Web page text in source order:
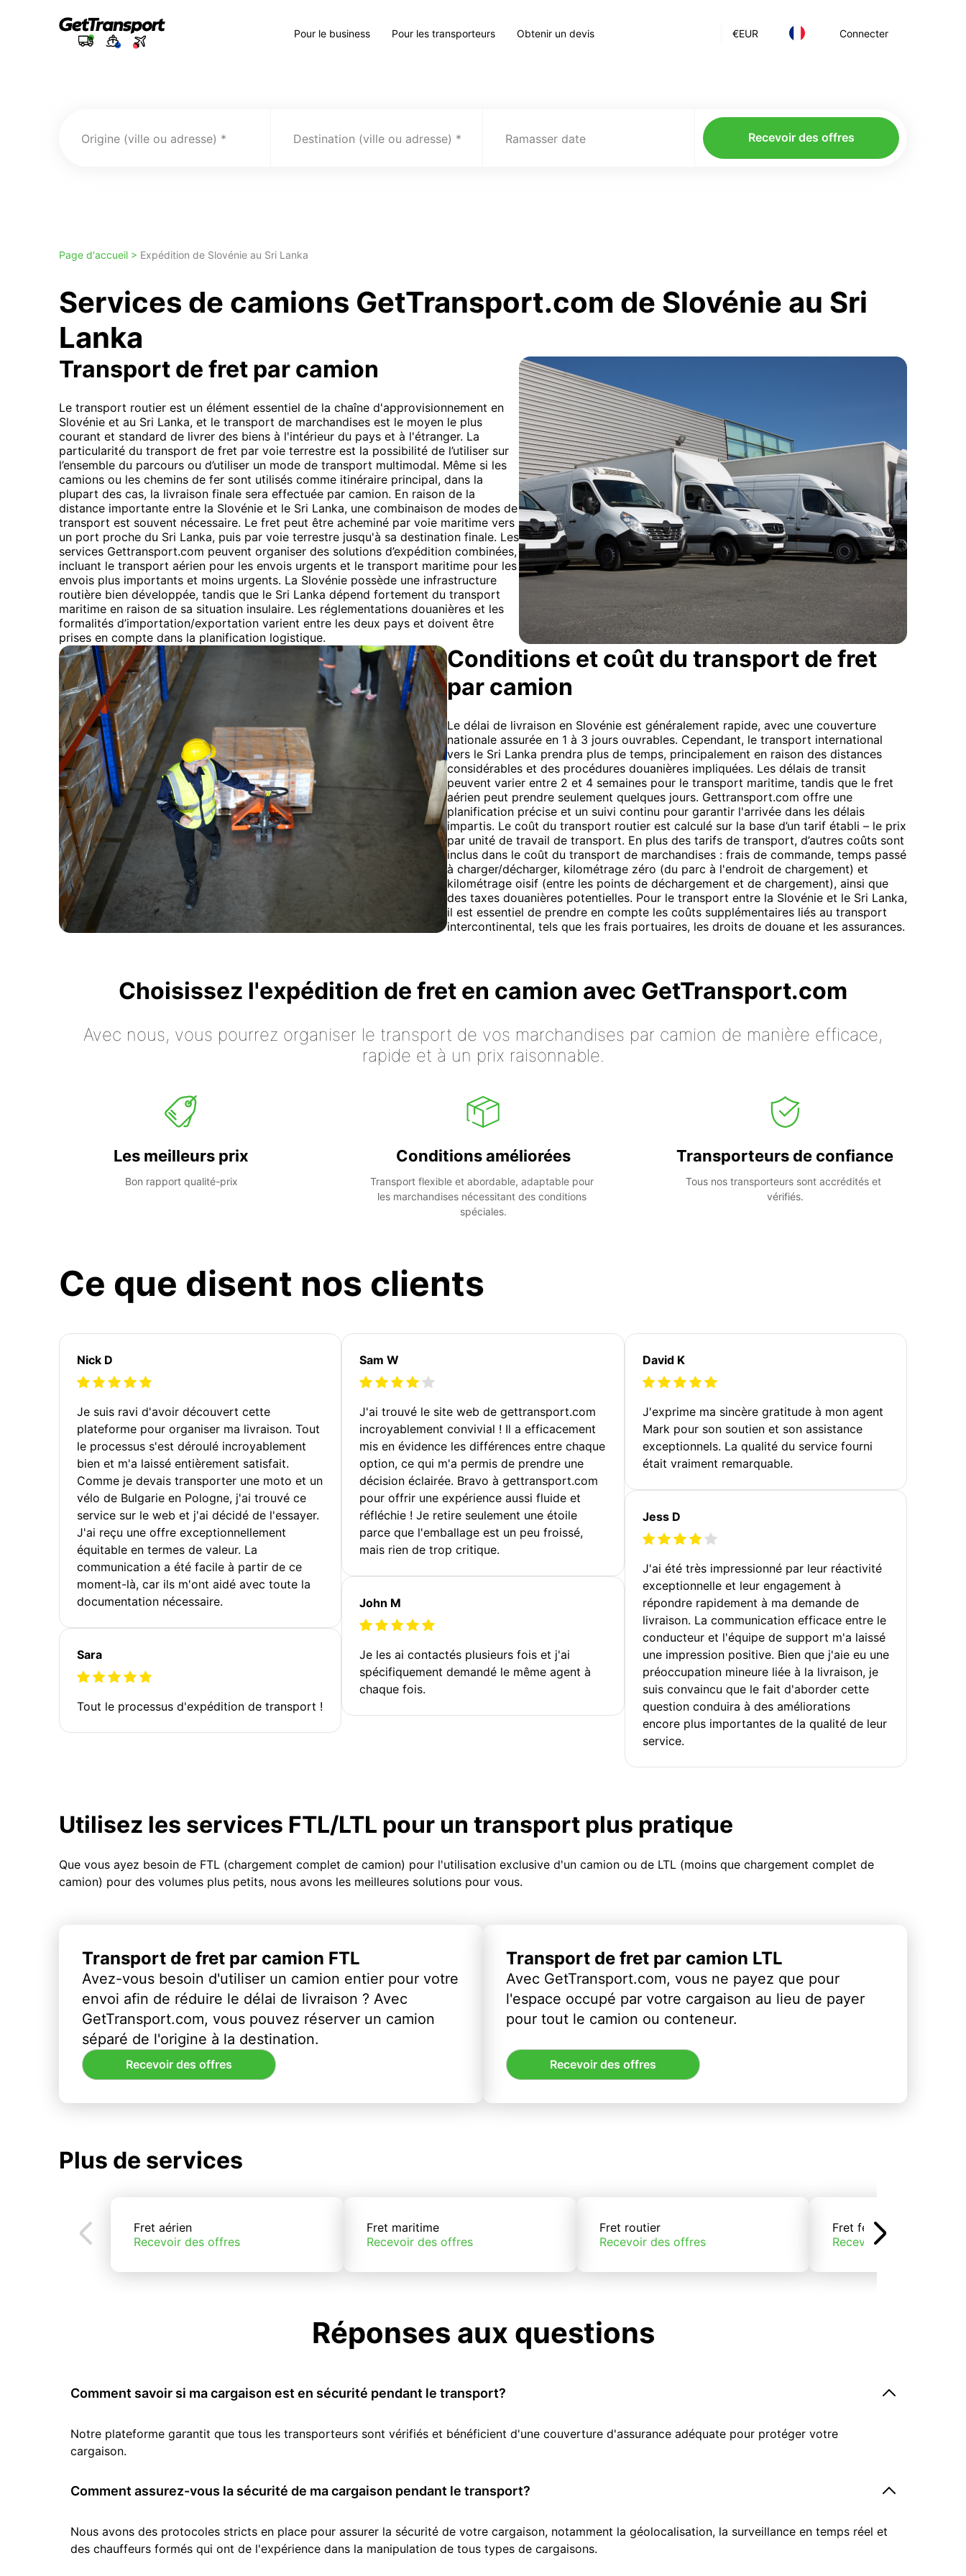
€EUR Connecter
Pour le business Pour les transporteurs Obtenir un devis
Origine (ville ou adresse) Destination (ville ou adresse) Ramasser date Recevoir des offres
Page d'accueil > Expédition de Slovénie au Sri Lanka
Services de camions GetTransport.com de Slovénie au Sri
Lanka
Transport de fret par camion
Le transport routier est un élément essentiel de la chaîne d'approvisionnement en
Slovénie et au Sri Lanka, et le transport de marchandises est le moyen le plus
courant et standard de livrer des biens à l'intérieur du pays et à l'étranger. La
particularité du transport de fret par voie terrestre est la possibilité de l’utiliser sur
l’ensemble du parcours ou d’utiliser un mode de transport multimodal. Même si les
camions ou les chemins de fer sont utilisés comme itinéraire principal, dans la
plupart des cas, la livraison finale sera effectuée par camion. En raison de la
distance importante entre la Slovénie et le Sri Lanka, une combinaison de modes de
transport est souvent nécessaire. Le fret peut être acheminé par voie maritime vers
un port proche du Sri Lanka, puis par voie terrestre jusqu'à sa destination finale. Les
services Gettransport.com peuvent organiser des solutions d’expédition combinées,
incluant le transport aérien pour les envois urgents et le transport maritime pour les
envois plus importants et moins urgents. La Slovénie possède une infrastructure
routière bien développée, tandis que le Sri Lanka dépend fortement du transport
maritime en raison de sa situation insulaire. Les réglementations douanières et les
formalités d’importation/exportation varient entre les deux pays et doivent être
prises en compte dans la planification logistique.
Conditions et coût du transport de fret
par camion
Le délai de livraison en Slovénie est généralement rapide, avec une couverture
nationale assurée en 1 à 3 jours ouvrables. Cependant, le transport international
vers le Sri Lanka prendra plus de temps, principalement en raison des distances
considérables et des procédures douanières impliquées. Les délais de transit
peuvent varier entre 2 et 4 semaines pour le transport maritime, tandis que le fret
aérien peut prendre seulement quelques jours. Gettransport.com offre une
planification précise et un suivi continu pour garantir l'arrivée dans les délais
impartis. Le coût du transport routier est calculé sur la base d’un tarif établi – le prix
par unité de travail de transport. En plus des tarifs de transport, d’autres coûts sont
inclus dans le coût du transport de marchandises : frais de commande, temps passé
à charger/décharger, kilométrage zéro (du parc à l'endroit de chargement) et
kilométrage oisif (entre les points de déchargement et de chargement), ainsi que
des taxes douanières potentielles. Pour le transport entre la Slovénie et le Sri Lanka,
il est essentiel de prendre en compte les coûts supplémentaires liés au transport
intercontinental, tels que les frais portuaires, les droits de douane et les assurances.
Choisissez l'expédition de fret en camion avec GetTransport.com
Avec nous, vous pourrez organiser le transport de vos marchandises par camion de manière efficace,
rapide et à un prix raisonnable.
Les meilleurs prix
Bon rapport qualité-prix
Conditions améliorées
Transport flexible et abordable, adaptable pour
les marchandises nécessitant des conditions
spéciales.
Transporteurs de confiance
Tous nos transporteurs sont accrédités et
vérifiés.
Ce que disent nos clients
Nick D
Je suis ravi d'avoir découvert cette
plateforme pour organiser ma livraison. Tout
le processus s'est déroulé incroyablement
bien et m'a laissé entièrement satisfait.
Comme je devais transporter une moto et un
vélo de Bulgarie en Pologne, j'ai trouvé ce
service sur le web et j'ai décidé de l'essayer.
J'ai reçu une offre exceptionnellement
équitable en termes de valeur. La
communication a été facile à partir de ce
moment-là, car ils m'ont aidé avec toute la
documentation nécessaire.
Sara
Tout le processus d'expédition de transport !
Sam W
J'ai trouvé le site web de gettransport.com
incroyablement convivial ! Il a efficacement
mis en évidence les différences entre chaque
option, ce qui m'a permis de prendre une
décision éclairée. Bravo à gettransport.com
pour offrir une expérience aussi fluide et
réfléchie ! Je retire seulement une étoile
parce que l'emballage est un peu froissé,
mais rien de trop critique.
John M
Je les ai contactés plusieurs fois et j'ai
spécifiquement demandé le même agent à
chaque fois.
David K
J'exprime ma sincère gratitude à mon agent
Mark pour son soutien et son assistance
exceptionnels. La qualité du service fourni
était vraiment remarquable.
Jess D
J'ai été très impressionné par leur réactivité
exceptionnelle et leur engagement à
répondre rapidement à ma demande de
livraison. La communication efficace entre le
conducteur et l'équipe de support m'a laissé
une impression positive. Bien que j'aie eu une
préoccupation mineure liée à la livraison, je
suis convaincu que le fait d'aborder cette
question conduira à des améliorations
encore plus importantes de la qualité de leur
service.
Utilisez les services FTL/LTL pour un transport plus pratique
Que vous ayez besoin de FTL (chargement complet de camion) pour l'utilisation exclusive d'un camion ou de LTL (moins que chargement complet de
camion) pour des volumes plus petits, nous avons les meilleures solutions pour vous.
Transport de fret par camion FTL
Avez-vous besoin d'utiliser un camion entier pour votre
envoi afin de réduire le délai de livraison ? Avec
GetTransport.com, vous pouvez réserver un camion
séparé de l'origine à la destination.
Recevoir des offres
Transport de fret par camion LTL
Avec GetTransport.com, vous ne payez que pour
l'espace occupé par votre cargaison au lieu de payer
pour tout le camion ou conteneur.
Recevoir des offres
Plus de services
Fret aérien
Recevoir des offres
Fret maritime
Recevoir des offres
Fret routier
Recevoir des offres
Fret ferroviaire
Recevoir des offres
Réponses aux questions
Comment savoir si ma cargaison est en sécurité pendant le transport?
Notre plateforme garantit que tous les transporteurs sont vérifiés et bénéficient d'une couverture d'assurance adéquate pour protéger votre
cargaison.
Comment assurez-vous la sécurité de ma cargaison pendant le transport?
Nous avons des protocoles stricts en place pour assurer la sécurité de votre cargaison, notamment la géolocalisation, la surveillance en temps réel et
des chauffeurs formés qui ont de l'expérience dans la manipulation de tous types de cargaisons.